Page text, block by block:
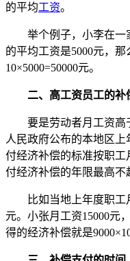
的平均工资。
举个例子，小李在一
的平均工资是5000元，
10×5000=50000元。
二、高工资员工的补
要是劳动者月工资高
人民政府公布的本地区
付经济补偿的标准按职
付经济补偿的年限最高不
比如当地上年度职工
元。小张月工资15000元
得的经济补偿就是